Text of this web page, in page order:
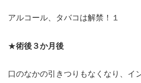
アルコール、タバコは解禁！１
★術後３か月後
口のなかの引きつりもなくなり、イ